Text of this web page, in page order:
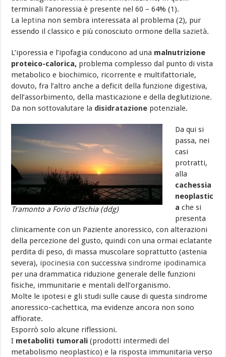
terminali l’anoressia è presente nel 60 – 64% (1).
La leptina non sembra interessata al problema (2), pur
essendo il classico e più conosciuto ormone dellasazietà.
L’iporessia e l’ipofagia conducono ad una malnutrizione
proteico-calorica, problema complesso dal punto di vista
metabolico e biochimico, ricorrente e multifattoriale,
dovuto, fra l’altro anche a deficit della funzione digestiva,
dell’assorbimento, della masticazione e della deglutizione.
Da non sottovalutare la disidratazione potenziale.
Tramonto a Forio d’Ischia (ddg)
Da qui si
passa, nei
casi
protratti,
alla
cachessia
neoplastic
a che si
presenta
clinicamente con un Paziente anoressico, con alterazioni
della percezione del gusto, quindi con una ormai eclatante
perdita di peso, di massa muscolare soprattutto (astenia
severa), ipocinesia con successiva sindrome ipodinamica
per una drammatica riduzione generale delle funzioni
fisiche, immunitarie e mentali dell’organismo.
Molte le ipotesi e gli studi sulle cause di questa sindrome
anoressico-cachettica, ma evidenze ancora non sono
affiorate.
Esporrò solo alcune riflessioni.
I metaboliti tumorali (prodotti intermedi del
metabolismo neoplastico) e la risposta immunitaria verso